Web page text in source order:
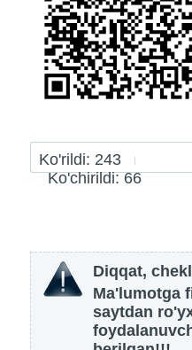
Ko'rildi: 243
Ko'chirildi: 66
Diqqat,
Ma'lumotga
saytdan